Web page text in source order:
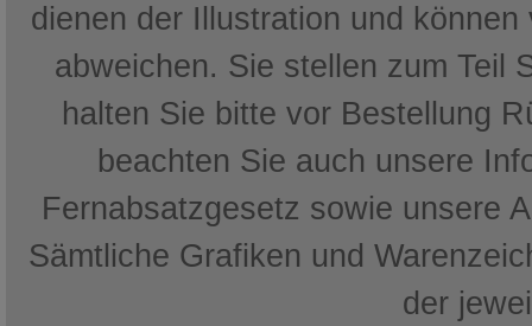
dienen der Illustration und
abweichen. Sie stellen zum Teil
halten Sie bitte vor Bestellung
beachten Sie auch unsere
Fernabsatzgesetz sowie unsere
Sämtliche Grafiken und
der